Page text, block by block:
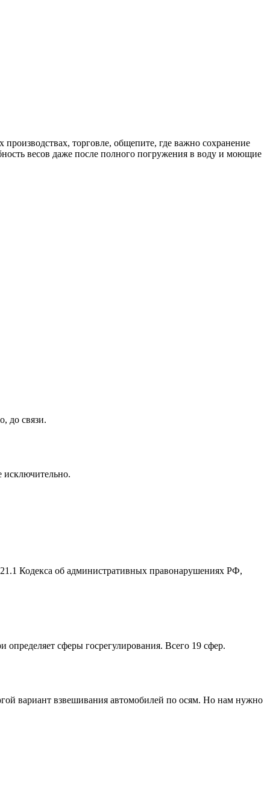
торговле, общепите, где важно сохранение
весов даже после полного погружения в воду и моющие
до связи.
исключительно.
Кодекса об административных правонарушениях РФ,
сферы госрегулирования. Всего 19 сфер.
вариант взвешивания автомобилей по осям. Но нам нужно